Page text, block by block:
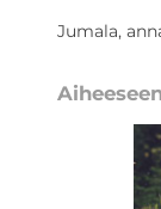
Jumala,